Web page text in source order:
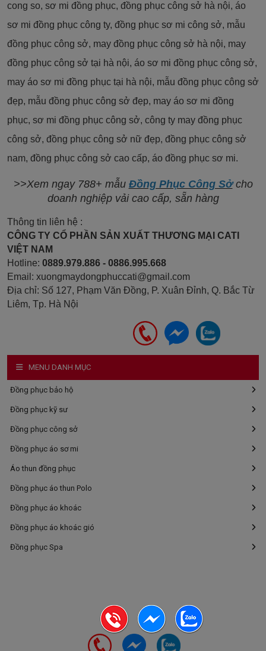
cong so, sơ mi đồng phục, đồng phục công sở hà nội, áo
sơ mi đồng phục công ty, đồng phục sơ mi công sở, mẫu
đồng phục công sở, may đồng phục công sở hà nội, may
đồng phục công sở tại hà nội, áo sơ mi đồng phục công sở,
may áo sơ mi đồng phục tại hà nội, mẫu đồng phục công sở
đẹp, mẫu đồng phục công sở đẹp, may áo sơ mi đồng
phục, sơ mi đồng phục công sở, công ty may đồng phục
công sở, đồng phục công sở nữ đẹp, đồng phục công sở
nam, đồng phục công sở cao cấp, áo đồng phục sơ mi.
>>Xem ngay 788+ mẫu Đồng Phục Công Sởcho
doanh nghiệp vải cao cấp, sẵn hàng
Thông tin liên hệ :
CÔNG TY CỔ PHẦN SẢN XUẤT THƯƠNG MẠI CATI
VIỆT NAM
Hotline: 0889.979.886 - 0886.995.668
Email: xuongmaydongphuccati@gmail.com
Địa chỉ: Số 127, Phạm Văn Đồng, P. Xuân Đỉnh, Q. Bắc Từ
Liêm, Tp. Hà Nội
MENU DANH MỤC
Đồng phục bảo hộ
Đồng phục kỹ sư
Đồng phục công sở
Đồng phục áo sơ mi
Áo thun đồng phục
Đồng phục áo thun Polo
Đồng phục áo khoác
Đồng phục áo khoác gió
Đồng phục Spa